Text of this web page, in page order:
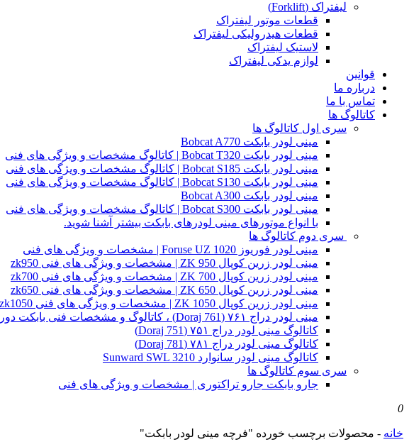
لیفتراک (Forklift)
قطعات موتور لیفتراک
قطعات هیدرولیکی لیفتراک
لاستیک لیفتراک
لوازم یدکی لیفتراک
قوانین
درباره ما
تماس با ما
کاتالوگ ها
سری اول کاتالوگ ها
مینی لودر بابکت Bobcat A770
مینی لودر بابکت Bobcat T320 | کاتالوگ مشخصات و ویژگی های فنی
مینی لودر بابکت Bobcat S185 | کاتالوگ مشخصات و ویژگی های فنی
مینی لودر بابکت Bobcat S130 | کاتالوگ مشخصات و ویژگی های فنی
مینی لودر بابکت Bobcat A300
مینی لودر بابکت Bobcat S300 | کاتالوگ مشخصات و ویژگی های فنی
با انواع موتورهای مینی لودرهای بابکت بیشتر آشنا شوید.
سری دوم کاتالوگ ها
مینی لودر فوریوز Foruse UZ 1020 | مشخصات و ویژگی های فنی
مینی لودر زرین کوپال ZK 950 | مشخصات و ویژگی های فنی zk950
مینی لودر زرین کوپال ZK 700 | مشخصات و ویژگی های فنی zk700
مینی لودر زرین کوپال ZK 650 | مشخصات و ویژگی های فنی zk650
مینی لودر زرین کوپال ZK 1050 | مشخصات و ویژگی های فنی zk1050
مینی لودر دراج ۷۶۱ (Doraj 761) ، کاتالوگ و مشخصات فنی بابکت دوراج
کاتالوگ مینی لودر دراج ۷۵۱ (Doraj 751)
کاتالوگ مینی لودر دراج ۷۸۱ (Doraj 781)
کاتالوگ مینی لودر سانوارد Sunward SWL 3210
سری سوم کاتالوگ ها
جارو بابکت جارو تراکتوری | مشخصات و ویژگی های فنی
0
خانه - محصولات برچسب خورده "فرچه مینی لودر بابکت"